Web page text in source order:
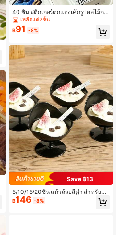
40 ชิ้น สติกเกอร์ตกแต่งเค้กรูปผลไม้กา
ร์ตูน, เหมาะสำหรับทีรามิสุ, ของหวาน,
กล่องเค้ก, กล่องกระดาษแฮมเบอร์เกอร์,
บรรจุภัณฑ์แซนวิชเบเกอรี่
เหลือแค่2ชิ้น
฿91 -8%
Save ฿13
5/10/15/20ชิ้น แก้วถ้วยสีดำ สำหรับถ้ว
ยไอศกรีม ถ้วยมูส ถ้วยพุดดิ้ง ถ้วยของห
วาน ถ้วยของหวานปากไม่สมมาตร ภา
฿146 -8%